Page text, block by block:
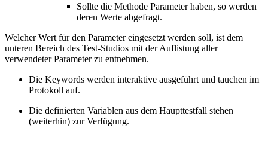
Sollte die Methode Parameter haben, so werden
deren Werte abgefragt.
Welcher Wert für den Parameter eingesetzt werden soll, ist dem
unteren Bereich des Test-Studios mit der Auflistung aller
verwendeter Parameter zu entnehmen.
Die Keywords werden interaktive ausgeführt und tauchen im
Protokoll auf.
Die definierten Variablen aus dem Haupttestfall stehen
(weiterhin) zur Verfügung.